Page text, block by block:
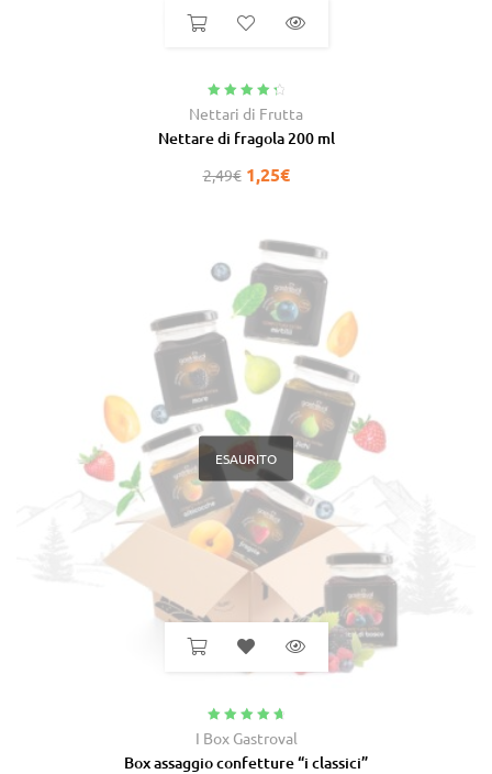
Valutato4.50
Nettari di Frutta
Nettare di fragola 200 ml
2,49€ 1,25€
ESAURITO
Valutato
4.91
I Box Gastroval
Box assaggio confetture “i classici”